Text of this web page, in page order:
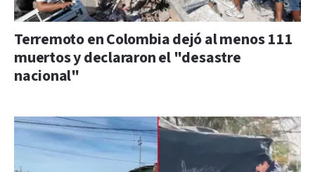
Terremoto en Colombia dejó al menos 111
muertos y declararon el "desastre
nacional"